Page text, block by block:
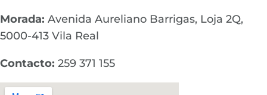
Morada: Avenida Aureliano Barrigas, Loja 2Q,
5000-413 Vila Real
Contacto: 259 371 155